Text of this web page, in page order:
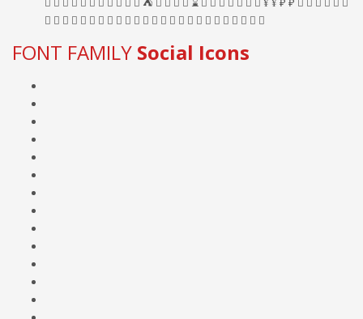
FONT FAMILY Social Icons